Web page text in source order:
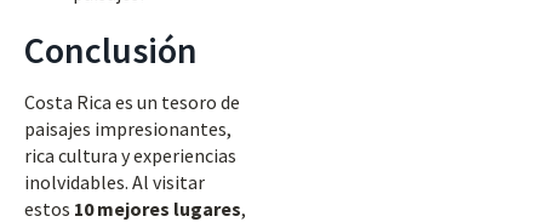
Conclusión
Costa Rica es un tesoro de
paisajes impresionantes,
rica cultura y experiencias
inolvidables. Al visitar
estos 10 mejores lugares,